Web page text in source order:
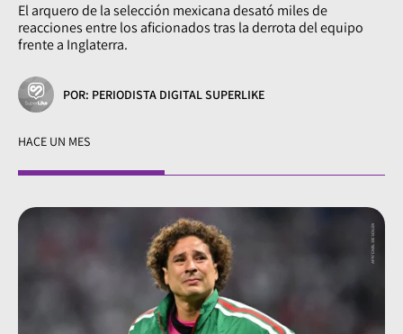
El arquero de la selección mexicana desató miles de
reacciones entre los aficionados tras la derrota del equipo
frente a Inglaterra.
POR: PERIODISTA DIGITAL SUPERLIKE
HACE UN MES